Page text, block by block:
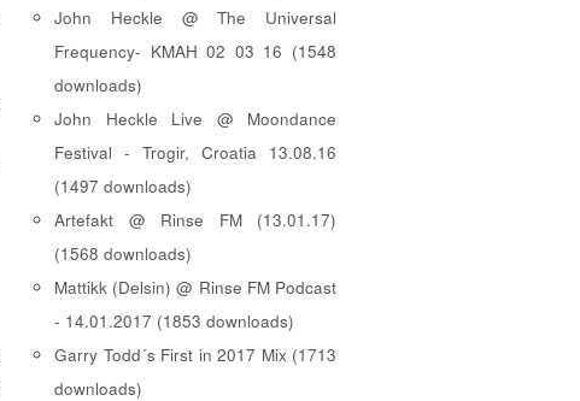
John Heckle @ The Universal
Frequency- KMAH 02 03 16 (1548
downloads)
John Heckle Live @ Moondance
Festival - Trogir, Croatia 13.08.16
(1497 downloads)
Artefakt @ Rinse FM (13.01.17)
(1568 downloads)
Mattikk (Delsin) @ Rinse FM Podcast
- 14.01.2017 (1853 downloads)
Garry Todd´s First in 2017 Mix (1713
downloads)